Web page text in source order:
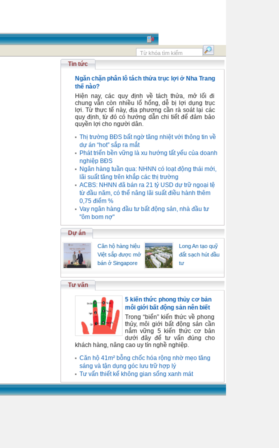
Tin tức
Ngăn chặn phân lô tách thửa trục lợi ở Nha Trang
thế nào?
Hiện nay, các quy định về tách thửa, mở lối đi
chung vẫn còn nhiều lổ hổng, dễ bị lợi dụng trục
lợi. Từ thực tế này, địa phương cần rà soát lại các
quy định, từ đó có hướng dẫn chi tiết để đảm bảo
quyền lợi cho người dân.
Thị trường BĐS bất ngờ tăng nhiệt với thông tin về
dự án “hot” sắp ra mắt
Phát triển bền vững là xu hướng tất yếu của doanh
nghiệp BĐS
Ngân hàng tuần qua: NHNN có loạt động thái mới,
lãi suất tăng trên khắp các thị trường
ACBS: NHNN đã bán ra 21 tỷ USD dự trữ ngoại tệ
từ đầu năm, có thể nâng lãi suất điều hành thêm
0,75 điểm %
Vay ngân hàng đầu tư bất động sản, nhà đầu tư
"ôm bom nợ"
Dự án
Căn hộ hàng hiệu
Việt sắp được mở
bán ở Singapore
Long An tạo quỹ
đất sạch hút đầu
tư
Tư vấn
5 kiến thức phong thủy cơ bản
môi giới bất động sản nên biết
Trong “biển” kiến thức về phong
thủy, môi giới bất động sản cần
nắm vững 5 kiến thức cơ bản
dưới đây để tư vấn đúng cho
khách hàng, nâng cao uy tín nghề nghiệp.
Căn hộ 41m² bỗng chốc hóa rộng nhờ mẹo tăng
sáng và tận dụng góc lưu trữ hợp lý
Tư vấn thiết kế không gian sống xanh mát